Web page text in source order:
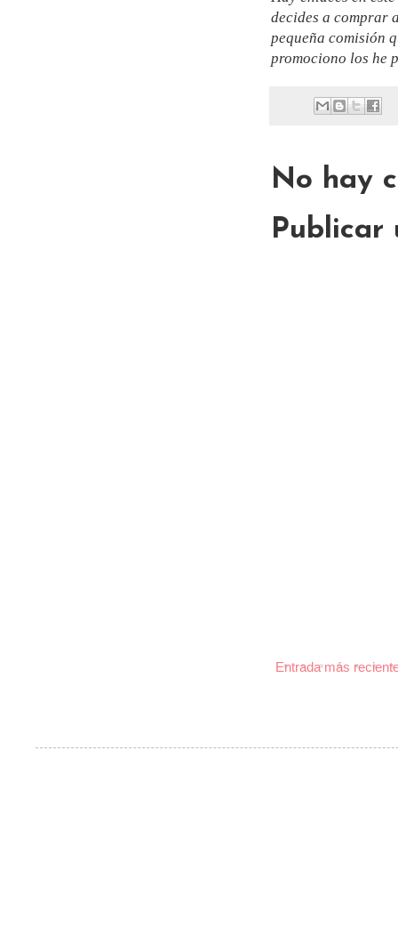
decides a comprar
pequeña comisión
promociono los he
No hay
Publicar
Entrada más